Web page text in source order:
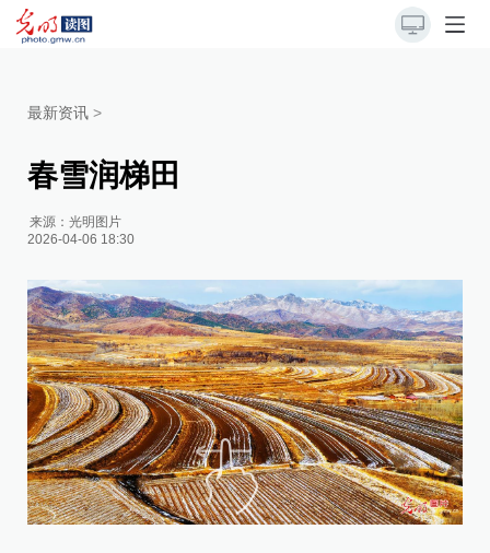
最新资讯 >
春雪润梯田
来源：光明图片
2026-04-06 18:30